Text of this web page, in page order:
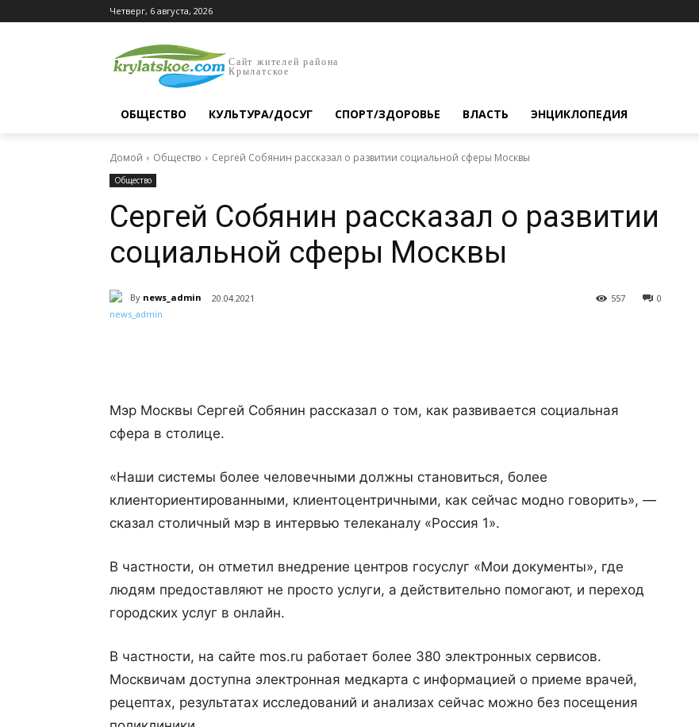
Четверг, 6 августа, 2026
Сайт жителей района
Крылатское
ОБЩЕСТВО КУЛЬТУРА/ДОСУГ СПОРТ/ЗДОРОВЬЕ ВЛАСТЬ ЭНЦИКЛОПЕДИЯ
Домой Общество Сергей Собянин рассказал о развитии социальной сферы Москвы
Общество
Сергей Собянин рассказал о развитии
социальной сферы Москвы
By news_admin 20.04.2021 0
557
Мэр Москвы Сергей Собянин рассказал о том, как развивается социальная
сфера в столице.
«Наши системы более человечными должны становиться, более
клиенториентированными, клиентоцентричными, как сейчас модно говорить», —
сказал столичный мэр в интервью телеканалу «Россия 1».
В частности, он отметил внедрение центров госуслуг «Мои документы», где
людям предоставляют не просто услуги, а действительно помогают, и переход
городских услуг в онлайн.
В частности, на сайте mos.ru работает более 380 электронных сервисов.
Москвичам доступна электронная медкарта с информацией о приеме врачей,
рецептах, результатах исследований и анализах сейчас можно без посещения